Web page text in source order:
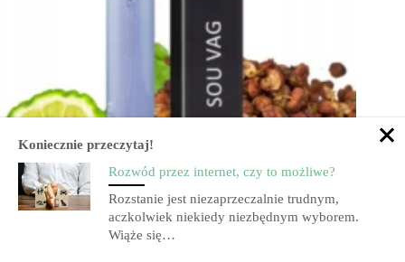
Koniecznie przeczytaj!
Rozwód przez internet, czy to możliwe?
Rozstanie jest niezaprzeczalnie trudnym,
aczkolwiek niekiedy niezbędnym wyborem.
Wiąże się…